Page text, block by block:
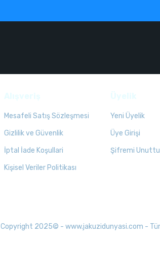
Mesafeli Satış Sözleşmesi
Gizlilik ve Güvenlik
İptal İade Koşullari
Kişisel Veriler Politikası
Yeni Üyelik
Üye Girişi
Şifremi
Copyright 2025© - www.jakuzidunyasi.com - Tüm